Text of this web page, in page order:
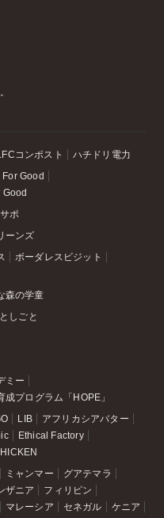
コンポスト ハチドリ電力
For Good
ポ
ーンズ
ボーダレスビジット
森の学童
しごと
ミー
成プログラム「HOPE」
LIB
アフリカシアバター
Ethical Factory
ミャンマー
グアテマラ
ザニア
フィリピン
マレーシア セネガル ケニア